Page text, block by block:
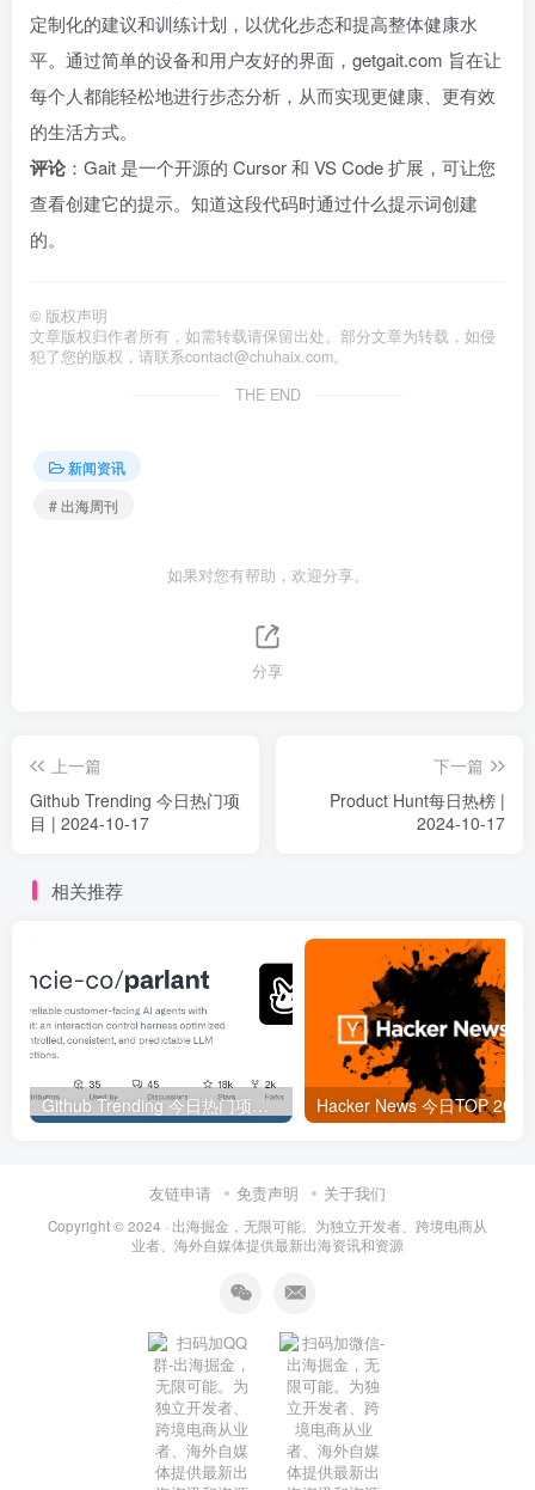
定制化的建议和训练计划，以优化步态和提高整体健康水
平。通过简单的设备和用户友好的界面，getgait.com 旨在让
每个人都能轻松地进行步态分析，从而实现更健康、更有效
的生活方式。
评论：Gait 是一个开源的 Cursor 和 VS Code 扩展，可让您
查看创建它的提示。知道这段代码时通过什么提示词创建
的。
© 版权声明
文章版权归作者所有，如需转载请保留出处。部分文章为转载，如侵
犯了您的版权，请联系contact@chuhaix.com。
THE END
新闻资讯
# 出海周刊
如果对您有帮助，欢迎分享。
分享
上一篇
Github Trending 今日热门项
目 | 2024-10-17
下一篇
Product Hunt每日热榜 |
2024-10-17
相关推荐
Github Trending 今日热门项目 | 2025-09-06
友链申请 免责声明 关于我们
Copyright © 2024 · 出海掘金，无限可能。为独立开发者、跨境电商从
业者、海外自媒体提供最新出海资讯和资源